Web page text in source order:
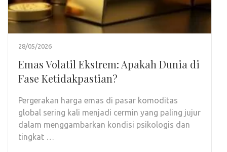
28/05/2026
Emas Volatil Ekstrem: Apakah Dunia di
Fase Ketidakpastian?
Pergerakan harga emas di pasar komoditas
global sering kali menjadi cermin yang paling jujur
dalam menggambarkan kondisi psikologis dan
tingkat …